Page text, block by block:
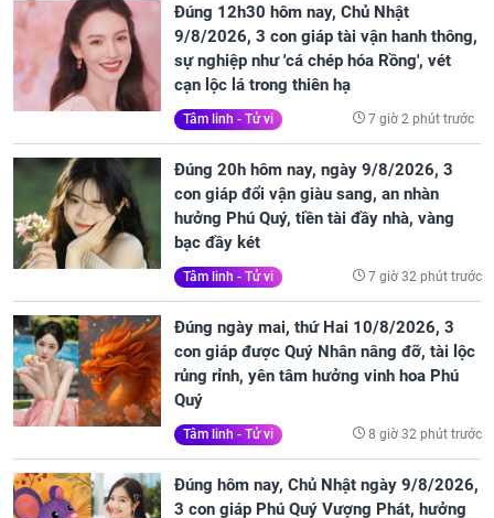
Đúng 12h30 hôm nay, Chủ Nhật
9/8/2026, 3 con giáp tài vận hanh thông,
sự nghiệp như 'cá chép hóa Rồng', vét
cạn lộc lá trong thiên hạ
Tâm linh - Tử vi 7 giờ 2 phút trước
Đúng 20h hôm nay, ngày 9/8/2026, 3
con giáp đổi vận giàu sang, an nhàn
hưởng Phú Quý, tiền tài đầy nhà, vàng
bạc đầy két
Tâm linh - Tử vi 7 giờ 32 phút trước
Đúng ngày mai, thứ Hai 10/8/2026, 3
con giáp được Quý Nhân nâng đỡ, tài lộc
rủng rỉnh, yên tâm hưởng vinh hoa Phú
Quý
Tâm linh - Tử vi 8 giờ 32 phút trước
Đúng hôm nay, Chủ Nhật ngày 9/8/2026,
3 con giáp Phú Quý Vượng Phát, hưởng